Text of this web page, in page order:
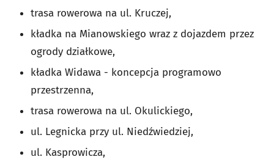
trasa rowerowa na ul. Kruczej,
kładka na Mianowskiego wraz z dojazdem przez
ogrody działkowe,
kładka Widawa - koncepcja programowo
przestrzenna,
trasa rowerowa na ul. Okulickiego,
ul. Legnicka przy ul. Niedźwiedziej,
ul. Kasprowicza,